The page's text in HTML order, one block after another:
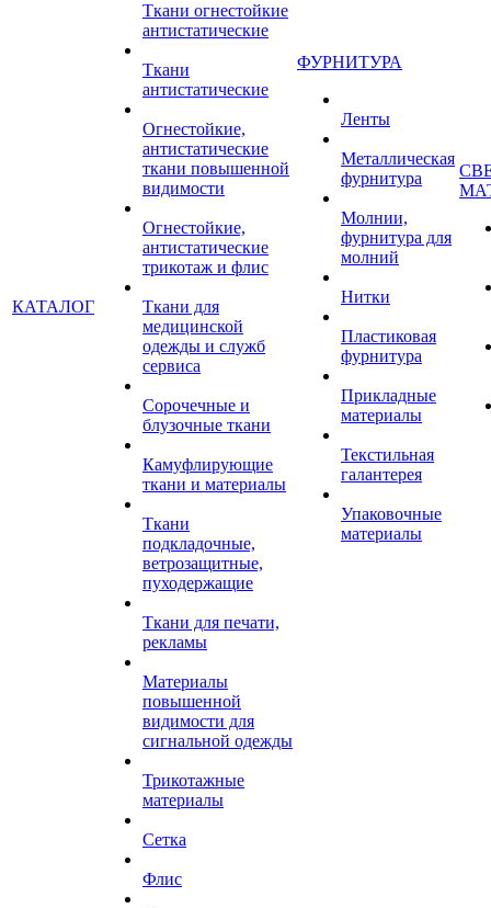
КАТАЛОГ
Ткани огнестойкие
антистатические
Ткани
антистатические
Огнестойкие,
антистатические
ткани повышенной
видимости
Огнестойкие,
антистатические
трикотаж и флис
Ткани для
медицинской
одежды и служб
сервиса
Сорочечные и
блузочные ткани
Камуфлирующие
ткани и материалы
Ткани
подкладочные,
ветрозащитные,
пуходержащие
Ткани для печати,
рекламы
Материалы
повышенной
видимости для
сигнальной одежды
Трикотажные
материалы
Сетка
Флис
ФУРНИТУРА
Ленты
Металлическая
фурнитура
Молнии,
фурнитура для
молний
Нитки
Пластиковая
фурнитура
Прикладные
материалы
Текстильная
галантерея
Упаковочные
материалы